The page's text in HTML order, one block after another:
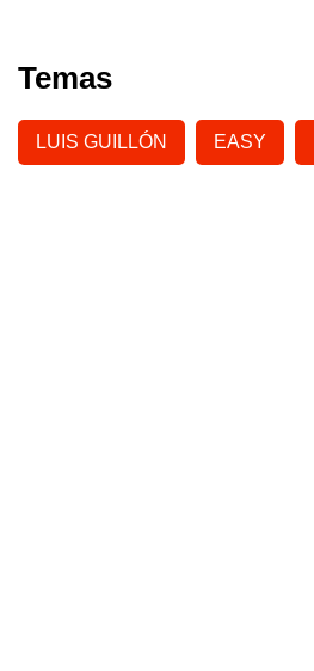
Temas
LUIS GUILLÓN EASY